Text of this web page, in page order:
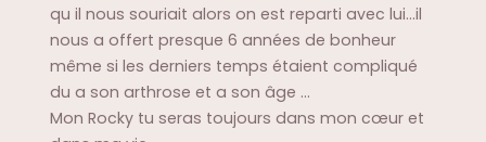
qu il nous souriait alors on est reparti avec lui...il
nous a offert presque 6 années de bonheur
même si les derniers temps étaient compliqué
du a son arthrose et a son âge ...
Mon Rocky tu seras toujours dans mon cœur et